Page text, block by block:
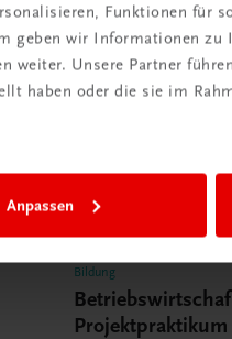
Funktionen für
geben wir Informationen zu
weiter. Unsere Partner
haben oder die sie im
Anpassen
Bildung
Projektpraktikum